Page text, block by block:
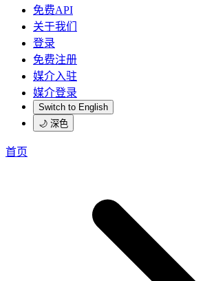
免费API
关于我们
登录
免费注册
媒介入驻
媒介登录
Switch to English
🌙 深色
首页